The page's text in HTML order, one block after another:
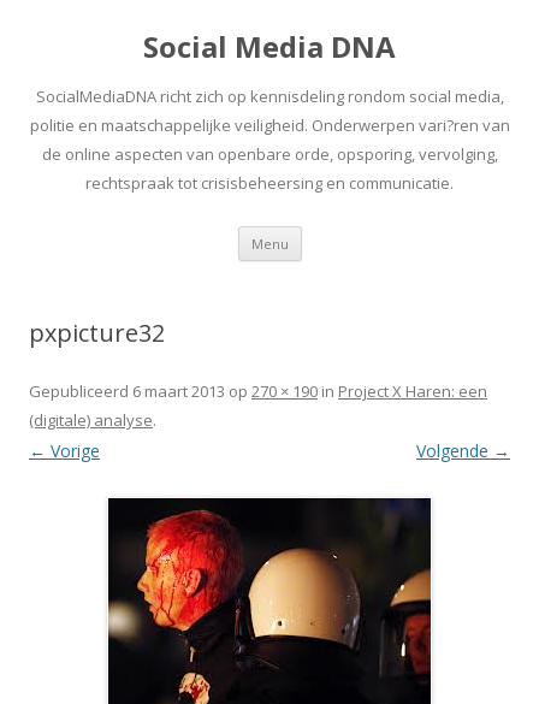
Social Media DNA
SocialMediaDNA richt zich op kennisdeling rondom social media,
politie en maatschappelijke veiligheid. Onderwerpen vari?ren van
de online aspecten van openbare orde, opsporing, vervolging,
rechtspraak tot crisisbeheersing en communicatie.
Menu Spring
inhoud
pxpicture32
Gepubliceerd 6 maart 2013 op 270 × 190 in Project X Haren: een
(digitale) analyse.
← Vorige Volgende →